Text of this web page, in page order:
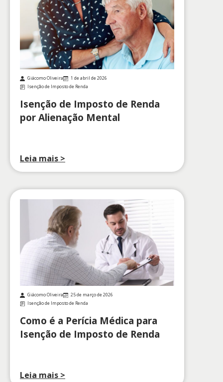
Giácomo Oliveira
1 de abril de 2026
Isenção de Imposto de Renda
Isenção de Imposto de Renda
por Alienação Mental
Leia mais >
Giácomo Oliveira
25 de março de 2026
Isenção de Imposto de Renda
Como é a Perícia Médica para
Isenção de Imposto de Renda
Leia mais >